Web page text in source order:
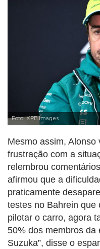
Foto: XPB Images
Mesmo assim,
frustração com a
relembrou
afirmou que a
praticamente
testes no Bahrein que
pilotar o carro, agora
50% dos membros da
Suzuka”, disse o